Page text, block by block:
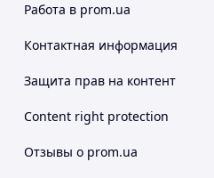
Работа в prom.ua
Контактная информация
Защита прав на контент
Content right protection
Отзывы о prom.ua